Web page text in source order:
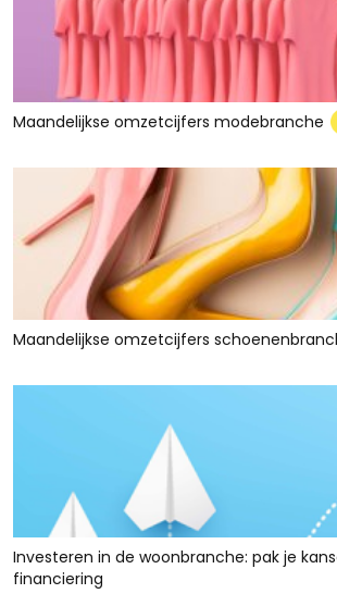
Maandelijkse omzetcijfers modebranche
Maandelijkse omzetcijfers
Investeren in de woonbranche: pak je
financiering